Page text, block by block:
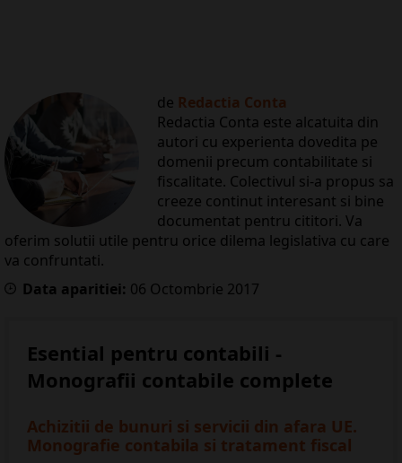
de Redactia Conta
Redactia Conta este alcatuita din
autori cu experienta dovedita pe
domenii precum contabilitate si
fiscalitate. Colectivul si-a propus sa
creeze continut interesant si bine
documentat pentru cititori. Va
oferim solutii utile pentru orice dilema legislativa cu care
va confruntati.
Data aparitiei: 06 Octombrie 2017
Esential pentru contabili -
Monografii contabile complete
Achizitii de bunuri si servicii din afara UE.
Monografie contabila si tratament fiscal